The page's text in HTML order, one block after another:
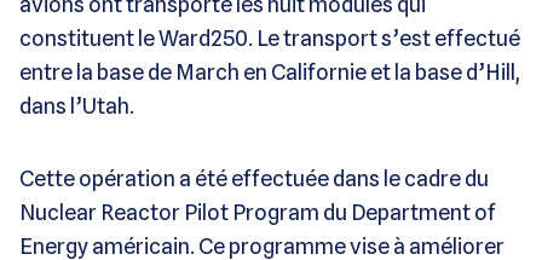
constituent le Ward250. Le transport s’est effectué
entre la base de March en Californie et la base d’Hill,
dans l’Utah.
Cette opération a été effectuée dans le cadre du
Nuclear Reactor Pilot Program du Department of
Energy américain. Ce programme vise à améliorer